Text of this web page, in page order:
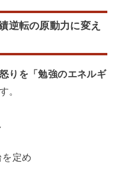
逆転の原動力に変え
りを「勉強のエネルギ
。
定め